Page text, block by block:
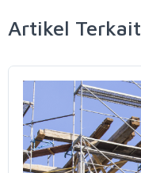
Artikel Terkait